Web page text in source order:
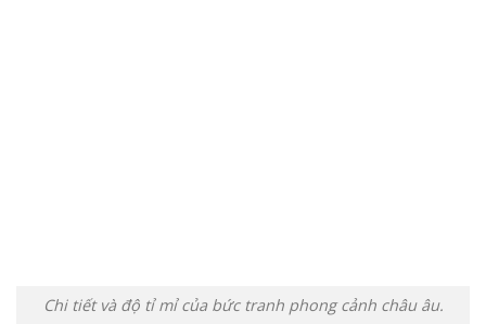
Chi tiết và độ tỉ mỉ của bức tranh phong cảnh châu âu.